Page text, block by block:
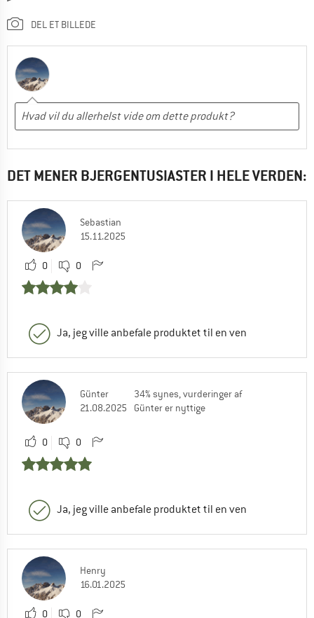
DEL ET BILLEDE
DET MENER BJERGENTUSIASTER I HELE VERDEN:
Sebastian
15.11.2025
0 0
Ja, jeg ville anbefale produktet til en ven
Günter
21.08.2025
34% synes, vurderinger af
Günter er nyttige
0 0
Ja, jeg ville anbefale produktet til en ven
Henry
16.01.2025
0 0